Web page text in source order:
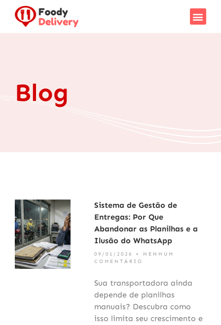
Blog
Sistema de Gestão de
Entregas: Por Que
Abandonar as Planilhas e a
Ilusão do WhatsApp
09/01/2026
NENHUM
COMENTÁRIO
Sua transportadora ainda
depende de planilhas
manuais? Descubra como
isso limita seu crescimento e